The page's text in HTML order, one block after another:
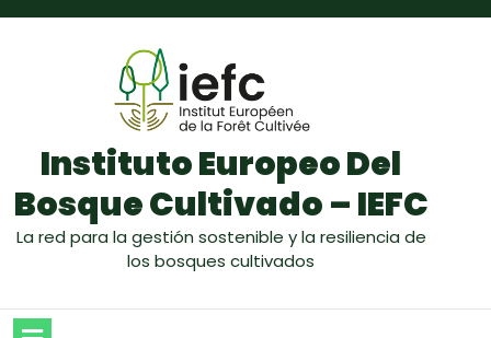
Instituto Europeo Del
Bosque Cultivado – IEFC
La red para la gestión sostenible y la resiliencia de
los bosques cultivados